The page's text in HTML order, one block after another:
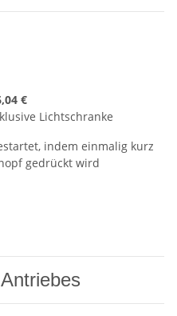
€
Lichtschranke
indem einmalig kurz
gedrückt wird